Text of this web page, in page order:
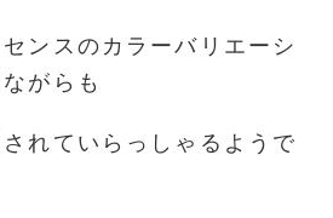
センスのカラーバリエーシ
がらも
れていらっしゃるようで